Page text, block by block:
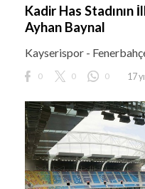
Kadir Has Stadının
Ayhan Baynal
Kayserispor -
0 0 0 17